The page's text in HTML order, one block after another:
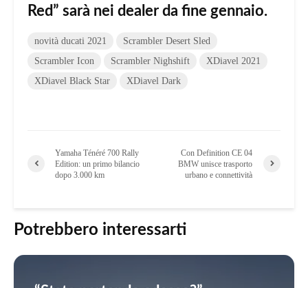
Red” sarà nei dealer da fine gennaio.
novità ducati 2021
Scrambler Desert Sled
Scrambler Icon
Scrambler Nighshift
XDiavel 2021
XDiavel Black Star
XDiavel Dark
Yamaha Ténéré 700 Rally
Edition: un primo bilancio
dopo 3.000 km
Con Definition CE 04
BMW unisce trasporto
urbano e connettività
Potrebbero interessarti